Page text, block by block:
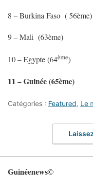
8 – Burkina Faso ( 56ème)
9 – Mali (63ème)
10 – Egypte (64ème)
11 – Guinée (65ème)
Catégories : Featured, Le
Guinéenews©